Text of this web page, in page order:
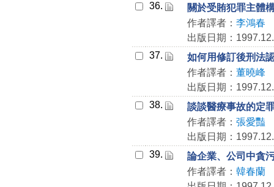
36.
關於受賄犯罪主體
作者譯者： 李鴻春
出版日期：
37.
如何用修訂後刑法
作者譯者： 董曉峰
出版日期：
38.
談談醫療事故的定
作者譯者： 張愛豔
出版日期：
39.
論企業、公司中貪
作者譯者： 韓春蘭